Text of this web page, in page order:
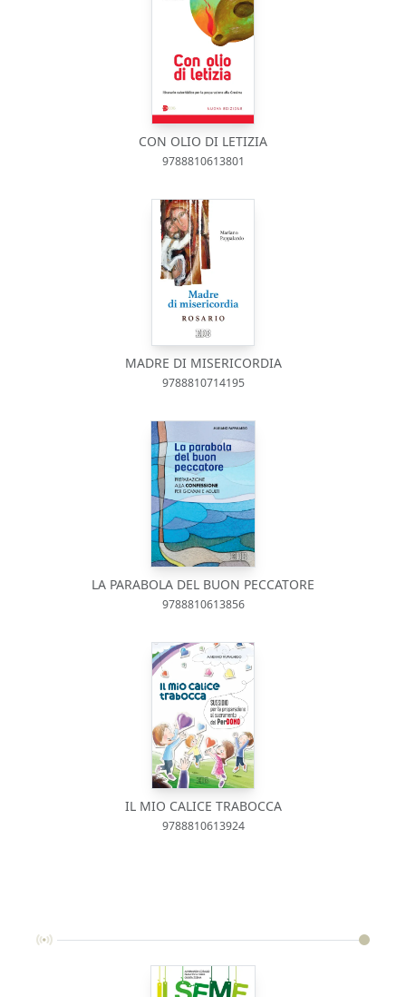
CON OLIO DI LETIZIA
9788810613801
MADRE DI MISERICORDIA
9788810714195
LA PARABOLA DEL BUON PECCATORE
9788810613856
IL MIO CALICE TRABOCCA
9788810613924